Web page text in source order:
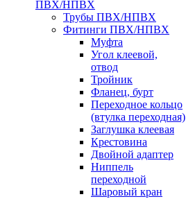
ПВХ/НПВХ
Трубы ПВХ/НПВХ
Фитинги ПВХ/НПВХ
Муфта
Угол клеевой,
отвод
Тройник
Фланец, бурт
Переходное кольцо
(втулка переходная)
Заглушка клеевая
Крестовина
Двойной адаптер
Ниппель
переходной
Шаровый кран